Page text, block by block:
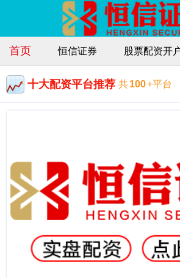
首页 恒信证券 股票配资开
十大配资平台推荐 共100+平台